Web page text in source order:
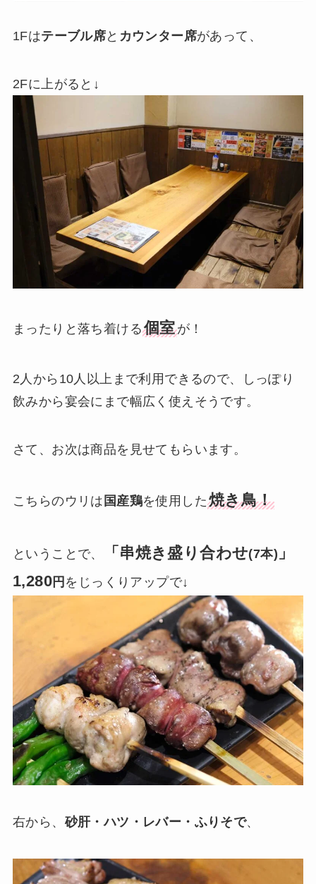
1Fはテーブル席と カウンター席があって、
2Fに上がると↓
まったりと落ち着ける個室が！
2人から10人以上まで利用できるので、しっぽり
飲みから宴会にまで幅広く使えそうです。
さて、お次は商品を見せてもらいます。
こちらのウリは 国産鶏を使用した焼き鳥！
ということで、 「串焼き盛り合わせ(7本) 」
1,280円 をじっくりアップで↓
右から、砂肝・ハツ・レバー・ふりそで、